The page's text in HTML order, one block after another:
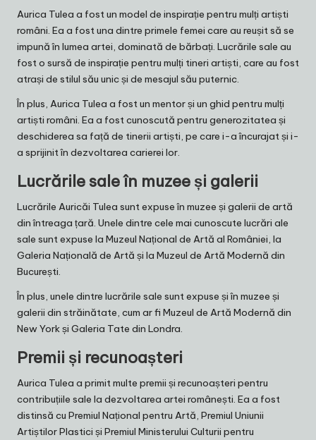
Aurica Tulea a fost un model de inspirație pentru mulți artiști
români. Ea a fost una dintre primele femei care au reușit să se
impună în lumea artei, dominată de bărbați. Lucrările sale au
fost o sursă de inspirație pentru mulți tineri artiști, care au fost
atrași de stilul său unic și de mesajul său puternic.
În plus, Aurica Tulea a fost un mentor și un ghid pentru mulți
artiști români. Ea a fost cunoscută pentru generozitatea și
deschiderea sa față de tinerii artiști, pe care i-a încurajat și i-
a sprijinit în dezvoltarea carierei lor.
Lucrările sale în muzee și galerii
Lucrările Auricăi Tulea sunt expuse în muzee și galerii de artă
din întreaga țară. Unele dintre cele mai cunoscute lucrări ale
sale sunt expuse la Muzeul Național de Artă al României, la
Galeria Națională de Artă și la Muzeul de Artă Modernă din
București.
În plus, unele dintre lucrările sale sunt expuse și în muzee și
galerii din străinătate, cum ar fi Muzeul de Artă Modernă din
New York și Galeria Tate din Londra.
Premii și recunoașteri
Aurica Tulea a primit multe premii și recunoașteri pentru
contribuțiile sale la dezvoltarea artei românești. Ea a fost
distinsă cu Premiul Național pentru Artă, Premiul Uniunii
Artiștilor Plastici și Premiul Ministerului Culturii pentru